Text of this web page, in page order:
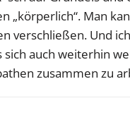
„körperlich“. Man
verschließen. Und
sich auch weiterhin
zusammen zu